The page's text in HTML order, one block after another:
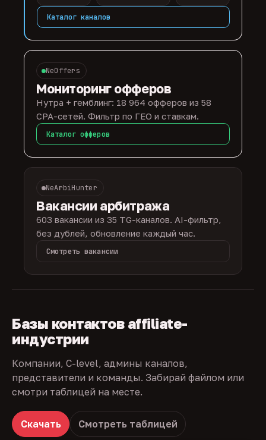
Каталог каналов
NeOffers
Мониторинг офферов
Нутра + гемблинг: 18 964 офферов из 58
CPA-сетей. Фильтр по ГЕО и ставкам.
Каталог офферов
NeArbiHunter
Вакансии арбитража
603 вакансии из 35 TG-каналов. AI-фильтр,
без дублей, обновление каждый час.
Смотреть вакансии
Базы контактов affiliate-
индустрии
Компании, C-level, админы каналов,
представители и команды. Забирай файлом или
смотри таблицей на месте.
Скачать Смотреть таблицей